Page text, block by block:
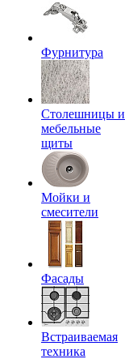
Фурнитура
Столешницы и
мебельные
щиты
Мойки и
смесители
Фасады
Встраиваемая
техника